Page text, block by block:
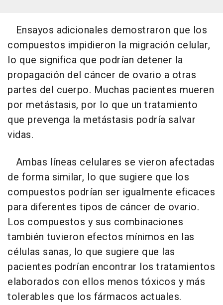
Ensayos adicionales demostraron que los
compuestos impidieron la migración celular,
lo que significa que podrían detener la
propagación del cáncer de ovario a otras
partes del cuerpo. Muchas pacientes mueren
por metástasis, por lo que un tratamiento
que prevenga la metástasis podría salvar
vidas.
Ambas líneas celulares se vieron afectadas
de forma similar, lo que sugiere que los
compuestos podrían ser igualmente eficaces
para diferentes tipos de cáncer de ovario.
Los compuestos y sus combinaciones
también tuvieron efectos mínimos en las
células sanas, lo que sugiere que las
pacientes podrían encontrar los tratamientos
elaborados con ellos menos tóxicos y más
tolerables que los fármacos actuales.